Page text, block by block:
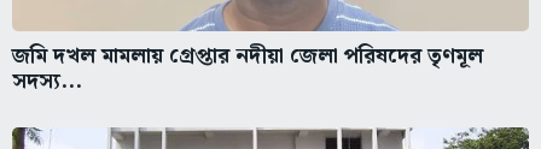
জমি দখল মামলায় গ্রেপ্তার নদীয়া জেলা পরিষদের তৃণমূল
সদস্য...